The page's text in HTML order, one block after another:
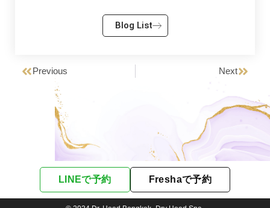
Blog List
Previous Next
LINEで予約 Freshaで予約